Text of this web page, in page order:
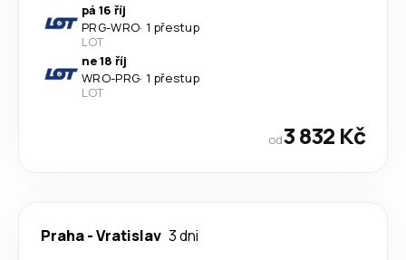
pá 16 říj
PRG-WRO· 1 přestup
LOT
ne 18 říj
WRO-PRG· 1 přestup
LOT
od3 832 Kč
Praha-Vratislav 3 dni